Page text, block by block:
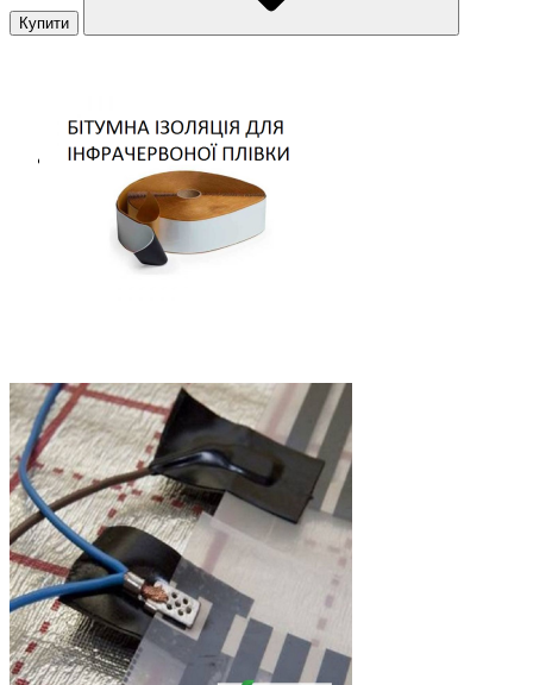
Для прохолоди
Для подорожей
Показати усі Товари для життя
Товари при блєкауті
Купити